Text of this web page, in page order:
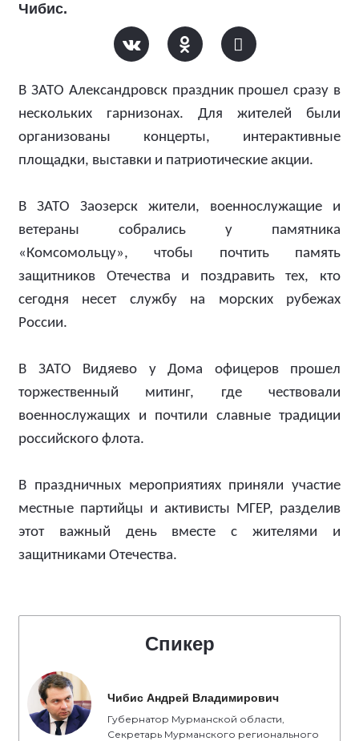
Чибис.
В ЗАТО Александровск праздник прошел сразу в
нескольких гарнизонах. Для жителей были
организованы концерты, интерактивные
площадки, выставки и патриотические акции.
В ЗАТО Заозерск жители, военнослужащие и
ветераны собрались у памятника
«Комсомольцу», чтобы почтить память
защитников Отечества и поздравить тех, кто
сегодня несет службу на морских рубежах
России.
В ЗАТО Видяево у Дома офицеров прошел
торжественный митинг, где чествовали
военнослужащих и почтили славные традиции
российского флота.
В праздничных мероприятиях приняли участие
местные партийцы и активисты МГЕР, разделив
этот важный день вместе с жителями и
защитниками Отечества.
Спикер
Чибис Андрей Владимирович
Губернатор Мурманской области,
Секретарь Мурманского регионального